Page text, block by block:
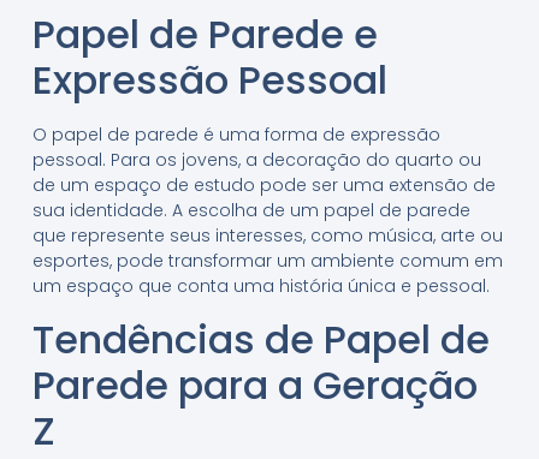
Papel de Parede e
Expressão Pessoal
O papel de parede é uma forma de expressão
pessoal. Para os jovens, a decoração do quarto ou
de um espaço de estudo pode ser uma extensão de
sua identidade. A escolha de um papel de parede
que represente seus interesses, como música, arte ou
esportes, pode transformar um ambiente comum em
um espaço que conta uma história única e pessoal.
Tendências de Papel de
Parede para a Geração
Z